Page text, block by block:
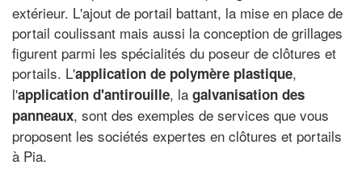
extérieur. L'ajout de portail battant, la mise en place de
portail coulissant mais aussi la conception de grillages
figurent parmi les spécialités du poseur de clôtures et
portails. L'application de polymère plastique,
l'application d'antirouille, la galvanisation des
panneaux, sont des exemples de services que vous
proposent les sociétés expertes en clôtures et portails
à Pia.